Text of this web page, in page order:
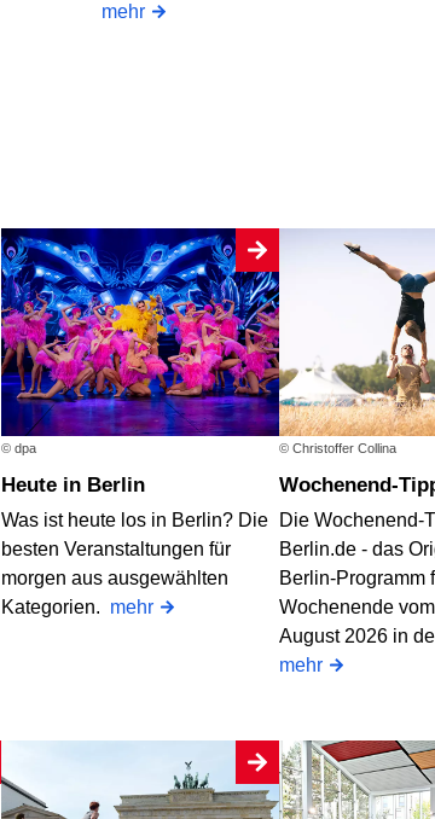
mehr
© dpa
Heute in Berlin
Was ist heute los in Berlin? Die
besten Veranstaltungen für
morgen aus ausgewählten
Kategorien. mehr
© Christoffer Collina
Wochenend-
Die Wochenend-
Berlin.de - das
Berlin-Programm
Wochenende
August 2026 in
mehr